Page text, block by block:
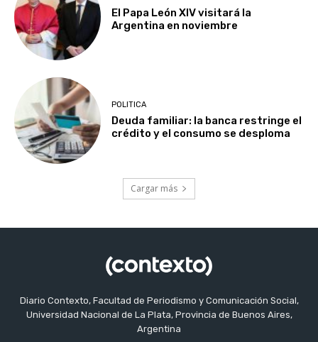
El Papa León XIV visitará la
Argentina en noviembre
POLITICA
Deuda familiar: la banca restringe el
crédito y el consumo se desploma
Cargar más
Diario Contexto, Facultad de Periodismo y Comunicación Social,
Universidad Nacional de La Plata, Provincia de Buenos Aires,
Argentina